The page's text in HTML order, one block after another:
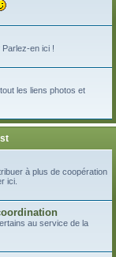
en ici !
les liens photos et
à plus de coopération
ici.
au service de la